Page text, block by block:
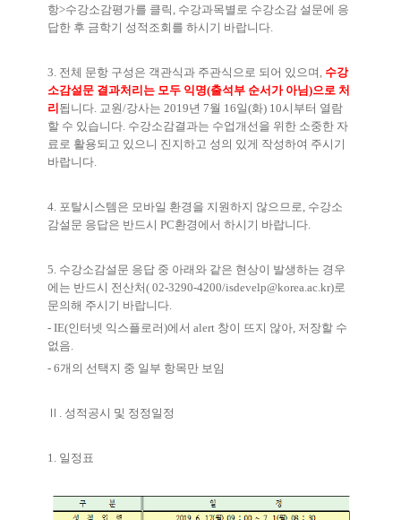
항>수강소감평가를 클릭, 수강과목별로 수강소감 설문에 응
답한 후 금학기 성적조회를 하시기 바랍니다.
3. 전체 문항 구성은 객관식과 주관식으로 되어 있으며, 수강
소감설문 결과처리는 모두 익명(출석부 순서가 아님)으로 처
리 됩니다. 교원/강사는 2019년 7월 16일(화) 10시부터 열람
할 수 있습니다. 수강소감결과는 수업개선을 위한 소중한 자
료로 활용되고 있으니 진지하고 성의 있게 작성하여 주시기
바랍니다.
4. 포탈시스템은 모바일 환경을 지원하지 않으므로, 수강소
감설문 응답은 반드시 PC환경에서 하시기 바랍니다.
5. 수강소감설문 응답 중 아래와 같은 현상이 발생하는 경우
에는 반드시 전산처( 02-3290-4200/isdevelp@korea.ac.kr)로
문의해 주시기 바랍니다.
- IE(인터넷 익스플로러)에서 alert 창이 뜨지 않아, 저장할 수
없음.
- 6개의 선택지 중 일부 항목만 보임
Ⅱ. 성적공시 및 정정일정
1. 일정표